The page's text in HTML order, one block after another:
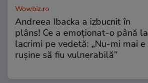
Wowbiz.ro
Andreea Ibacka a izbucnit în
plâns! Ce a emoționat-o până la
lacrimi pe vedetă: „Nu-mi mai e
rușine să fiu vulnerabilă”